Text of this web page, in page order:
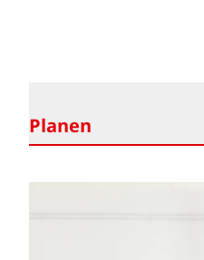
Planen